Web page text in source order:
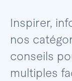
Inspirer,
nos
conseils
multiples